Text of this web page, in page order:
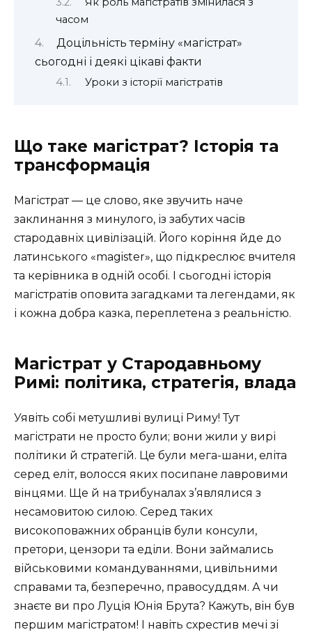
часом
Доцільність терміну «магістрат»
сьогодні і деякі цікаві факти
Уроки з історії магістратів
Що таке магістрат? Історія та
трансформація
Магістрат — це слово, яке звучить наче
заклинання з минулого, із забутих часів
стародавніх цивілізацій. Його коріння йде до
латинського «magister», що підкреслює вчителя
та керівника в одній особі. І сьогодні історія
магістратів оповита загадками та легендами, як
і кожна добра казка, переплетена з реальністю.
Магістрат у Стародавньому
Римі: політика, стратегія, влада
Уявіть собі метушливі вулиці Риму! Тут
магістрати не просто були; вони жили у вирі
політики й стратегій. Це були мега-шани, еліта
серед еліт, волосся яких посипане лавровими
вінцями. Ще й на трибуналах з’являлися з
несамовитою силою. Серед таких
високоповажних обранців були консули,
претори, цензори та еділи. Вони займались
військовими командуваннями, цивільними
справами та, безперечно, правосуддям. А чи
знаєте ви про Луція Юнія Брута? Кажуть, він був
першим магістратом! І навіть схрестив мечі зі